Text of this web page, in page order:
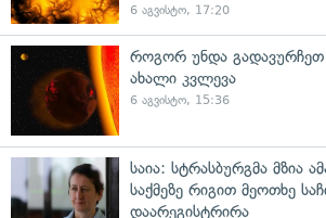
6 აგვისტო, 17:20
როგორ უნდა
ახალი კვლევა
6 აგვისტო, 15:36
საია: სტრასბურგმა მზია
საქმეზე რიგით მეოთხე
დაარეგისტრირა